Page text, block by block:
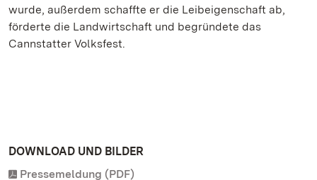
wurde, außerdem schaffte er die Leibeigenschaft ab,
förderte die Landwirtschaft und begründete das
Cannstatter Volksfest.
DOWNLOAD UND BILDER
Pressemeldung (PDF)